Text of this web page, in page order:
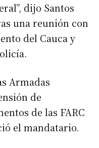
dijo Santos
una reunión con
del Cauca y
Armadas
de
de las FARC
el mandatario.